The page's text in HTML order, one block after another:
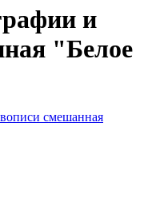
и
"Белое